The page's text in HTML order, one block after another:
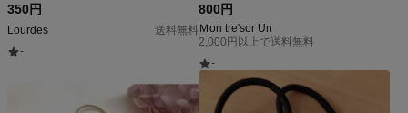
350円
Lourdes
送料無料
-
800円
Ｍon tre'sor Un
2,000円以上で送料無料
-